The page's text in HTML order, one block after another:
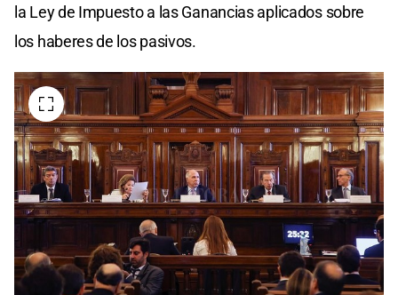
la Ley de Impuesto a las Ganancias aplicados sobre
los haberes de los pasivos.